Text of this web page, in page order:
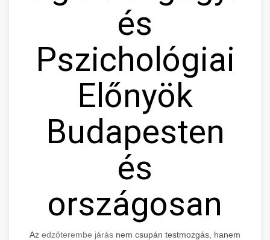
és
Pszichológiai
Előnyök
Budapesten
és
országosan
Az edzőterembe járás nem csupán testmozgás, hanem